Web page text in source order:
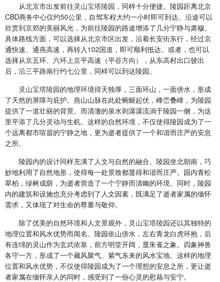
从北京市出发前往灵山宝塔陵园 ，同样十分便捷。陵园距离北京
CBD商务中心仅约50公里，自驾车程大约一小时即可到达。沿途可以
欣赏到京郊的美丽风光，为前往陵园的路途增添了几分宁静与肃穆。
具体路线方面，可以选择从北京市区出发，沿着长安街东行，经过京
通快速、通燕高速，再转入102国道，即可顺利抵达。或者，也可以
选择从京五环、六环上京平高速（平谷方向），从东高村出口驶出
后，沿三平路南行约七公里，同样可以到达陵园。
灵山宝塔陵园的地理环境得天独厚，三面环山，一面傍水，形成
了天然的屏障与庇护。燕山山脉在此处蜿蜒起伏，峰峦叠嶂，为陵园
提供了一道壮丽的背景。而清澈的泉水则潺潺流淌于陵园一侧，为这
里平添了几分灵动与生机。这样的自然环境，不仅使得陵园成为了一
个远离都市喧嚣的宁静之地，更为逝者提供了一个和谐而庄严的安息
之所。
陵园内的设计同样充满了人文与自然的融合。陵园坐北朝南，巧
妙地利用了自然地形，使得每一处景致都显得和谐而庄严。园内青松
翠柏，绿树成荫，为逝者营造了一个宁静而清幽的环境。同时，陵园
内的建筑和设施也充分考虑到了人文因素，既满足了逝者家属的缅怀
需求，又体现了对生命的尊重与敬仰。
除了优美的自然环境和人文景观外， 灵山宝塔陵园还以其独特的
地理位置和风水优势而闻名。陵园依山傍水，左右青龙白虎环抱，后
有连绵的灵山作为玄武依靠，前方明堂开阔，显朱雀之象。四象神兽
各守一方，形成了一个藏风聚气、紫气东来的风水宝地。这样的地理
位置和风水优势，不仅使得陵园成为了一个理想的安息之所，更让逝
者家属在缅怀亲人的同时，感受到了一份心灵的慰藉与安宁。